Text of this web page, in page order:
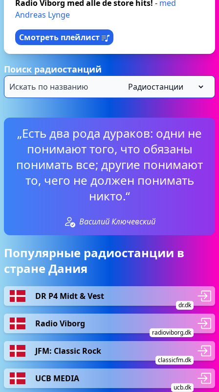
Radio Viborg med alle de store hits! - med
Andreas Lynge
Смотреть плейлист
Поиск радиостанций
„Есть два рода дураков: одни не
понимают того, что обязаны
понимать все; другие понимают
то, чего не должен понимать
никто.“
Василий Ключевский
Популярные радиостанции в
стране Дания
DR P4 Midt & Vest
dr.dk
Radio Viborg
radioviborg.dk
JFM: Classic Rock
classicfm.dk
UCB MEDIA
ucb.dk